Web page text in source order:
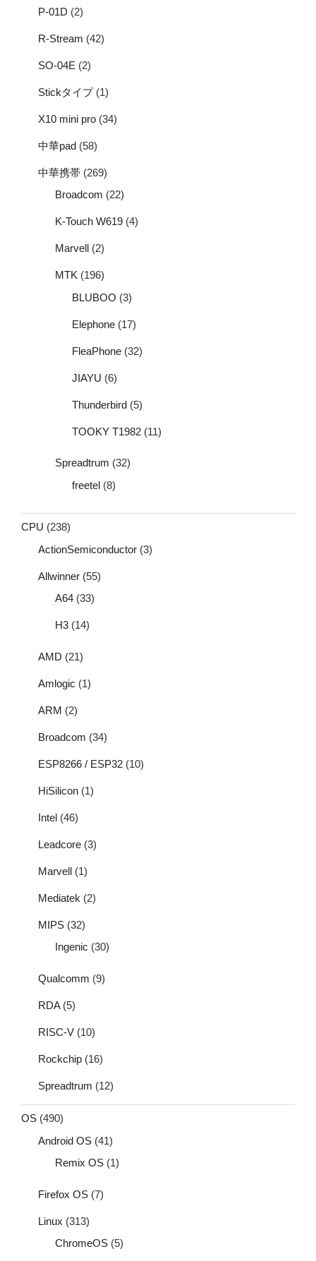
P-01D (2)
R-Stream (42)
SO-04E (2)
Stickタイプ(1)
X10 mini pro (34)
中華pad (58)
中華携帯 (269)
Broadcom (22)
K-Touch W619 (4)
Marvell (2)
MTK (196)
BLUBOO (3)
Elephone (17)
FleaPhone (32)
JIAYU (6)
Thunderbird (5)
TOOKY T1982 (11)
Spreadtrum (32)
freetel (8)
CPU (238)
ActionSemiconductor (3)
Allwinner (55)
A64 (33)
H3 (14)
AMD (21)
Amlogic (1)
ARM (2)
Broadcom (34)
ESP8266 / ESP32 (10)
HiSilicon (1)
Intel (46)
Leadcore (3)
Marvell (1)
Mediatek (2)
MIPS (32)
Ingenic (30)
Qualcomm (9)
RDA(5)
RISC-V (10)
Rockchip (16)
Spreadtrum (12)
OS (490)
Android OS (41)
Remix OS (1)
Firefox OS (7)
Linux (313)
ChromeOS (5)